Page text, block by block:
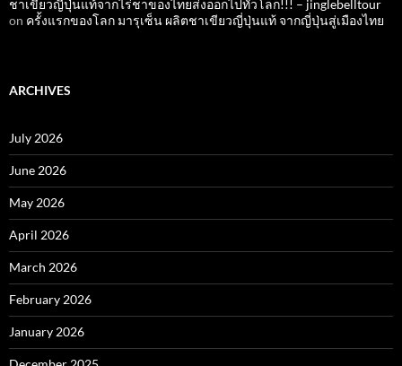
ชาเขียวญี่ปุ่นแท้จากไร่ชาของไทยส่งออกไปทั่วโลก!!! – jinglebelltour
on ครั้งแรกของโลก มารุเซ็น ผลิตชาเขียวญี่ปุ่นแท้ จากญี่ปุ่นสู่เมืองไทย
ARCHIVES
July 2026
June 2026
May 2026
April 2026
March 2026
February 2026
January 2026